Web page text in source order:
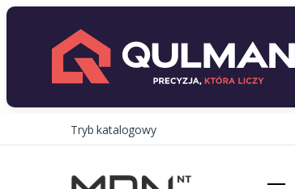
Tryb katalogowy